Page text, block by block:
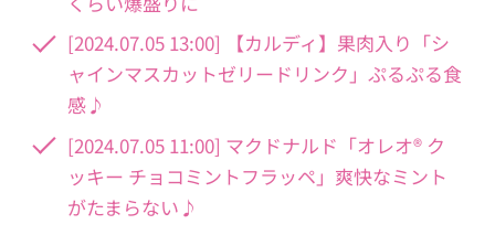
[2024.07.05 13:00] 【カルディ】果肉入り「シ
ャインマスカットゼリードリンク」ぷるぷる食
感♪
[2024.07.05 11:00] マクドナルド「オレオ® ク
ッキー チョコミントフラッペ」爽快なミント
がたまらない♪